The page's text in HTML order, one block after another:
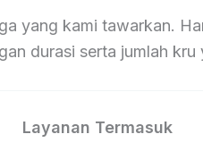
yang kami tawarkan.
durasi serta jumlah kru
Layanan Termasuk